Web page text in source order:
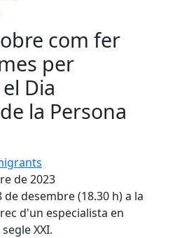
com fer
per
Dia
la Persona
de 2023
desembre (18.30 h) a la
d'un especialista en
XXI.